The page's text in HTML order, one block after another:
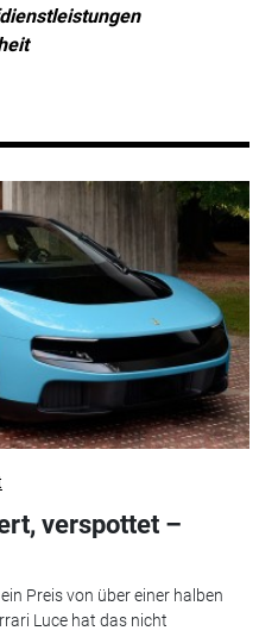
verspottet –
Preis von über einer halben
Luce hat das nicht